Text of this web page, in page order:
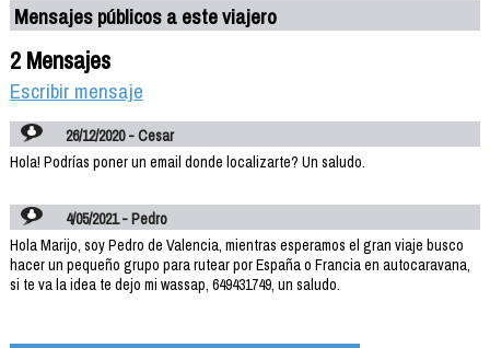
Mensajes públicos a este viajero
2 Mensajes
Escribir mensaje
26/12/2020 - Cesar
Hola! Podrías poner un email donde localizarte? Un saludo.
4/05/2021 - Pedro
Hola Marijo, soy Pedro de Valencia, mientras esperamos el gran viaje busco
hacer un pequeño grupo para rutear por España o Francia en autocaravana,
si te va la idea te dejo mi wassap, 649431749, un saludo.